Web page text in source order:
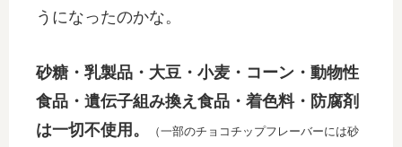
うになったのかな。
砂糖・乳製品・大豆・小麦・コーン・動物性
食品・遺伝子組み換え食品・着色料・防腐剤
は一切不使用。
（一部のチョコチップフレーバーには砂